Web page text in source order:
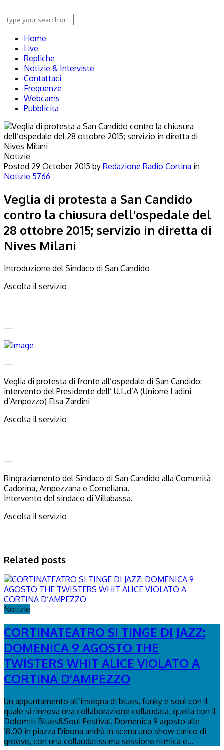
Home
Live
Repliche
Notizie & Interviste
Contattaci
Frequenze
Webcams
Pubblicita
Notizie
Posted 29 October 2015 by Redazione Radio Cortina in
Notizie 5766
Veglia di protesta a San Candido
contro la chiusura dell’ospedale del
28 ottobre 2015; servizio in diretta di
Nives Milani
Introduzione del Sindaco di San Candido
Ascolta il servizio
—
—
Veglia di protesta di fronte all’ospedale di San Candido:
intervento del Presidente dell’ U.L.d’A (Unione Ladini
d’Ampezzo) Elsa Zardini
Ascolta il servizio
—
Ringraziamento del Sindaco di San Candido alla Comunità
Cadorina, Ampezzana e Comeliana.
Intervento del sindaco di Villabassa.
Ascolta il servizio
Related posts
Notizie
CORTINATEATRO SI TINGE DI JAZZ:
DOMENICA 9 AGOSTO THE
TWISTERS WHIT ALICE VIOLATO A
CORTINA D’AMPEZZO
Un appuntamento all’insegna di blues, funky e soul con il
quale si rinnova una collaborazione collaudata, quella con il
Dolomiti Blues&Soul Festival. Domenica 9 agosto alle
18.00 in piazza Dibona andrà in scena uno show carico di
groove, con una collaudatissima sessione ritmica e...